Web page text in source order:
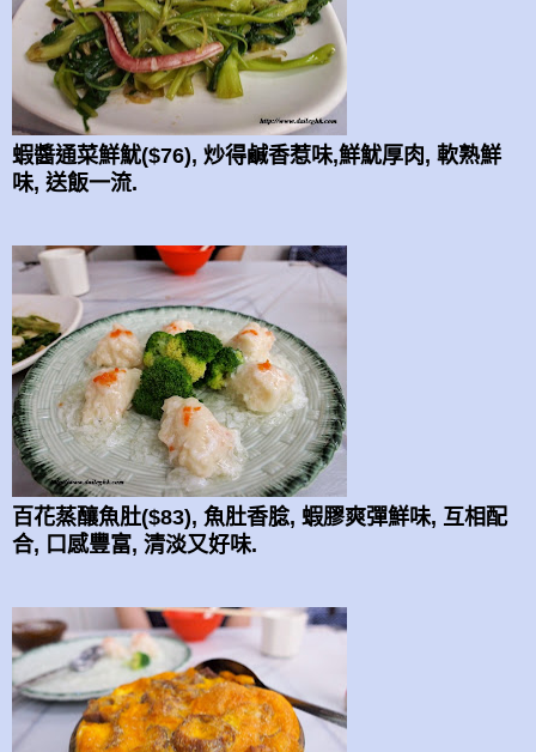
蝦醬通菜鮮魷($76), 炒得鹹香惹味,鮮魷厚肉, 軟熟鮮
味, 送飯一流.
百花蒸釀魚肚($83), 魚肚香腍, 蝦膠爽彈鮮味, 互相配
合, 口感豐富, 清淡又好味.